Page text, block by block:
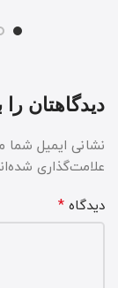
دیدگاهتان را
نشانی ایمیل شما
علامت‌گذاری
دیدگاه *